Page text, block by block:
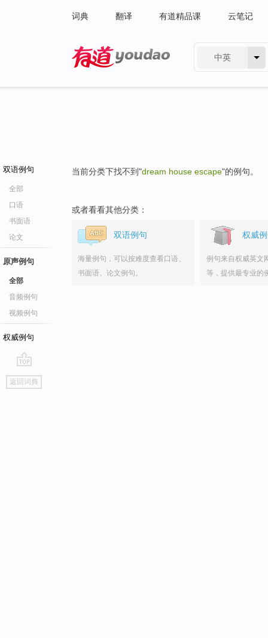
词典 翻译 有道精品课 云笔记
中英
双语例句
全部
口语
书面语
论文
原声例句
全部
音频例句
视频例句
权威例句
go
top
返回词典
当前分类下找不到"dream house escape"的例句。
或者看看其他分类：
双语例句
海量例句，可以按难度查看口语、
书面语、论文例句。
权威
例句来自权威英文
等，提供最专业的